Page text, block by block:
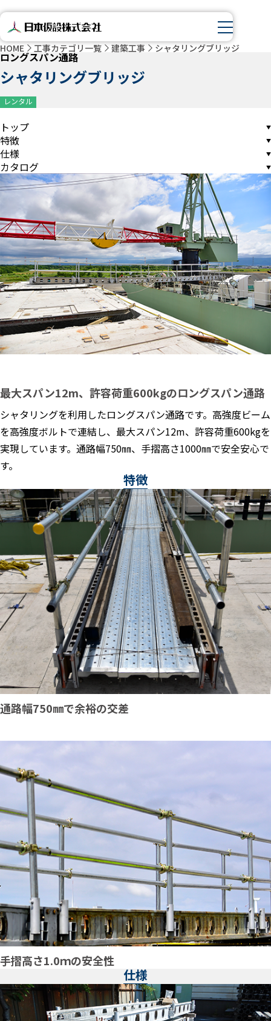
HOME 工事カテゴリ一覧 建築工事 シャタリングブリッジ
ロングスパン通路
シャタリングブリッジ
レンタル
トップ
特徴
仕様
カタログ
最大スパン12m、許容荷重600kgのロングスパン通路
シャタリングを利用したロングスパン通路です。高強度ビーム
を高強度ボルトで連結し、最大スパン12m、許容荷重600kgを
実現しています。通路幅750㎜、手摺高さ1000㎜で安全安心で
す。
特徴
通路幅750㎜で余裕の交差
手摺高さ1.0ｍの安全性
仕様